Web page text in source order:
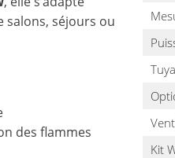
salons, séjours ou
des flammes
Kit